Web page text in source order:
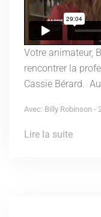
Votre animateur,
rencontrer la
Cassie Bérard.
Avec: Billy Robinson -
Lire la suite